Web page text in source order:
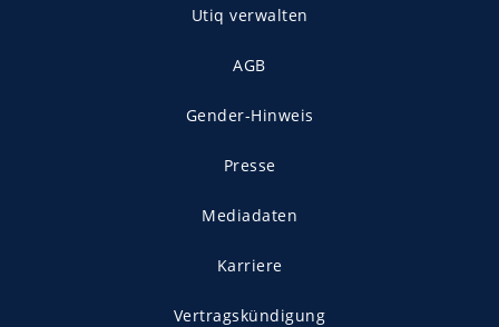
Utiq verwalten
AGB
Gender-Hinweis
Presse
Mediadaten
Karriere
Vertragskündigung